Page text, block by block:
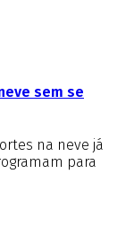
sem se
na neve já
para